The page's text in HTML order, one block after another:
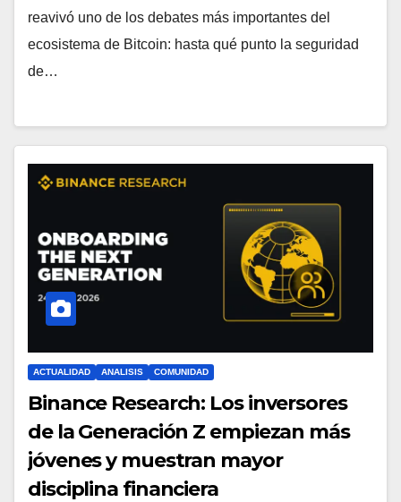
reavivó uno de los debates más importantes del
ecosistema de Bitcoin: hasta qué punto la seguridad
de…
ACTUALIDAD ANALISIS COMUNIDAD
Binance Research: Los inversores
de la Generación Z empiezan más
jóvenes y muestran mayor
disciplina financiera